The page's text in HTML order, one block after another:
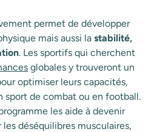
permet de développer
mais aussi la stabilité,
. Les sportifs qui cherchent
globales y trouveront un
optimiser leurs capacités,
sport de combat ou en football.
les aide à devenir
déséquilibres musculaires,